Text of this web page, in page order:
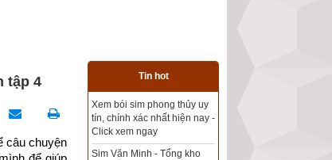
tập 4
câu chuyện
Tin hot
bói sim phong thủy uy
xác nhất hiện nay -
Minh - Tổng kho
Tổng kho sim phong thủy -
Sim hợp tuổi - Sim hợp